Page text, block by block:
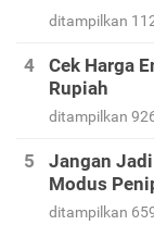
ditampilkan
Cek Harga
Rupiah
ditampilkan
Jangan
Modus
ditampilkan